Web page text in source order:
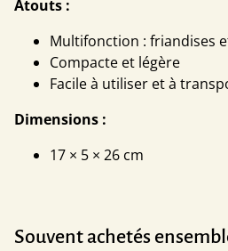
Atouts :
Multifonction : friandises
Compacte et légère
Facile à utiliser et à
Dimensions :
17 × 5 × 26 cm
Souvent achetés